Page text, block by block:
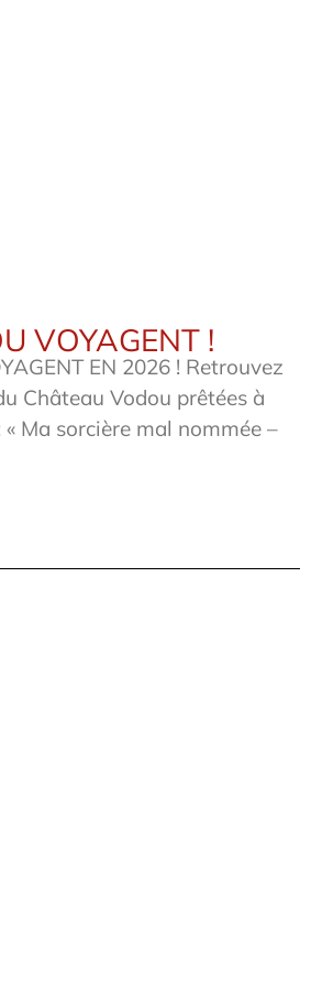
VOYAGENT !
EN 2026 ! Retrouvez
Château Vodou prêtées à
Ma sorcière mal nommée –